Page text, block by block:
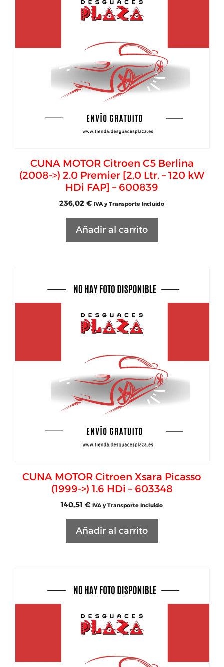
CUNA MOTOR Citroen C5 Berlina
(2008->) 2.0 Premier [2,0 Ltr. – 120 kW
HDi FAP] – 600839
236,02 € IVA y Transporte Incluido
Añadir al carrito
CUNA MOTOR Citroen Xsara Picasso
(1999->) 1.6 HDi – 603348
140,51 € IVA y Transporte Incluido
Añadir al carrito